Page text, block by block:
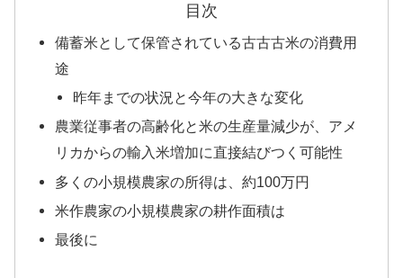
目次
備蓄米として保管されている古古古米の消費用
途
昨年までの状況と今年の大きな変化
農業従事者の高齢化と米の生産量減少が、アメ
リカからの輸入米増加に直接結びつく可能性
多くの小規模農家の所得は、約100万円
米作農家の小規模農家の耕作面積は
最後に